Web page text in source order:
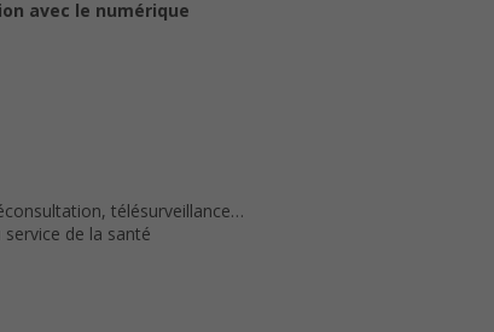
avec le numérique
télésurveillance…
de la santé